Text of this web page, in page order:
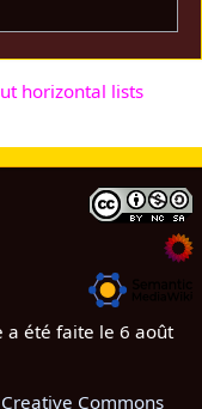
horizontal lists
a été faite le 6 août
Creative Commons